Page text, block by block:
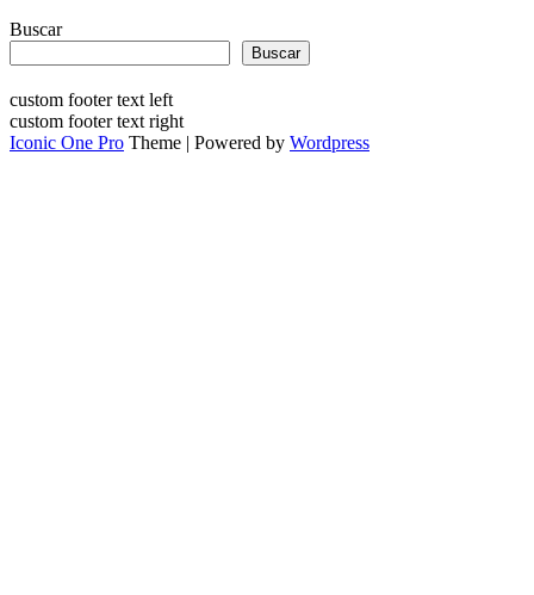
Buscar
Buscar
custom footer text left
custom footer text right
Iconic One Pro Theme | Powered by Wordpress